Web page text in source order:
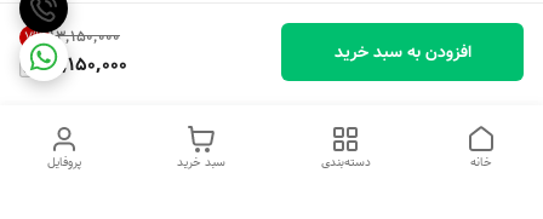
۱۳٬۱۵۰٬۰۰۰ 7%
12,150,000 افزودن به سبد خرید
پروفایل سبد خرید دسته‌بندی خانه